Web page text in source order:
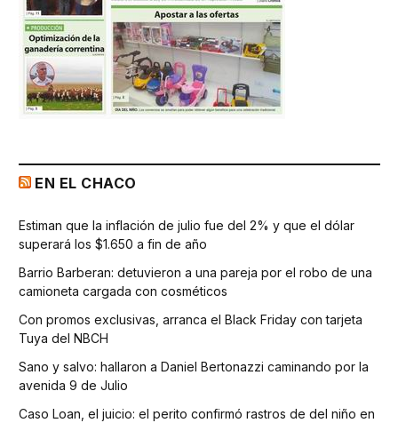
EN EL CHACO
Estiman que la inflación de julio fue del 2% y que el dólar
superará los $1.650 a fin de año
Barrio Barberan: detuvieron a una pareja por el robo de una
camioneta cargada con cosméticos
Con promos exclusivas, arranca el Black Friday con tarjeta
Tuya del NBCH
Sano y salvo: hallaron a Daniel Bertonazzi caminando por la
avenida 9 de Julio
Caso Loan, el juicio: el perito confirmó rastros de del niño en